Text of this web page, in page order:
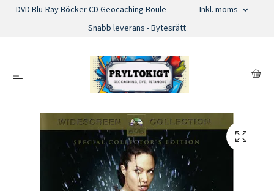
DVD Blu-Ray Böcker CD Geocaching Boule
Inkl. moms
Snabb leverans - Bytesrätt